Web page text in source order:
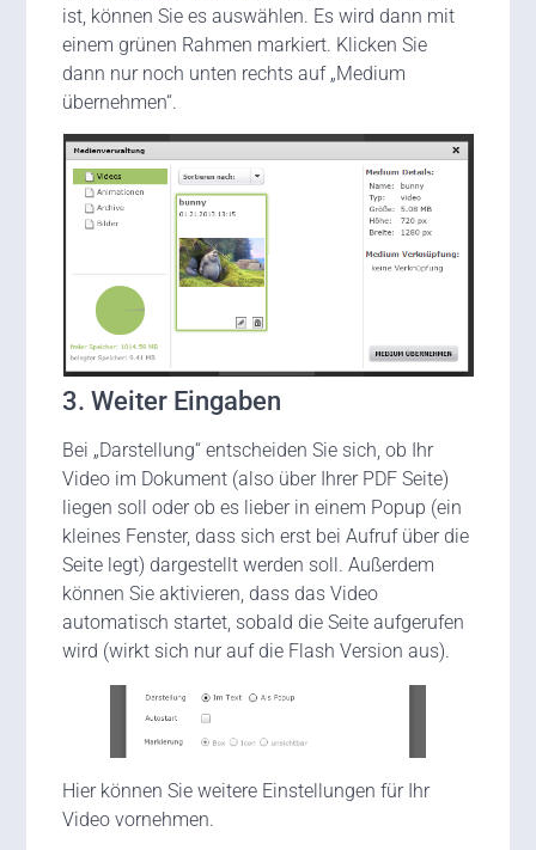
ist, können Sie es auswählen. Es wird dann mit
einem grünen Rahmen markiert. Klicken Sie
dann nur noch unten rechts auf „Medium
übernehmen“.
3. Weiter Eingaben
Bei „Darstellung“ entscheiden Sie sich, ob Ihr
Video im Dokument (also über Ihrer PDF Seite)
liegen soll oder ob es lieber in einem Popup (ein
kleines Fenster, dass sich erst bei Aufruf über die
Seite legt) dargestellt werden soll. Außerdem
können Sie aktivieren, dass das Video
automatisch startet, sobald die Seite aufgerufen
wird (wirkt sich nur auf die Flash Version aus).
Hier können Sie weitere Einstellungen für Ihr
Video vornehmen.